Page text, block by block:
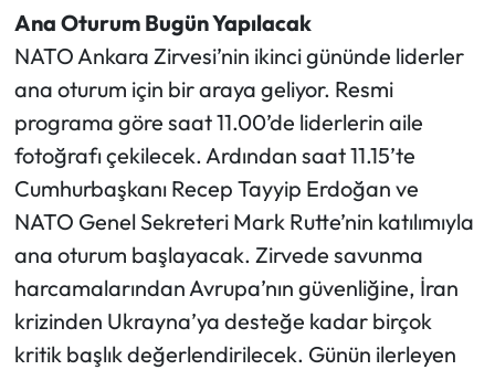
Ana Oturum Bugün Yapılacak
NATO Ankara Zirvesi’nin ikinci gününde liderler
ana oturum için bir araya geliyor. Resmi
programa göre saat 11.00’de liderlerin aile
fotoğrafı çekilecek. Ardından saat 11.15’te
Cumhurbaşkanı Recep Tayyip Erdoğan ve
NATO Genel Sekreteri Mark Rutte’nin katılımıyla
ana oturum başlayacak. Zirvede savunma
harcamalarından Avrupa’nın güvenliğine, İran
krizinden Ukrayna’ya desteğe kadar birçok
kritik başlık değerlendirilecek. Günün ilerleyen